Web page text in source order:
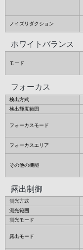
ノイズリダクション
ホワイトバランス
モード
フォーカス
検出方式
検出輝度範囲
フォーカスモード
フォーカスエリア
その他の機能
露出制御
測光方式
測光範囲
測光モード
露出モード